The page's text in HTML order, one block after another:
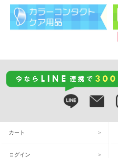
カート
ログイン